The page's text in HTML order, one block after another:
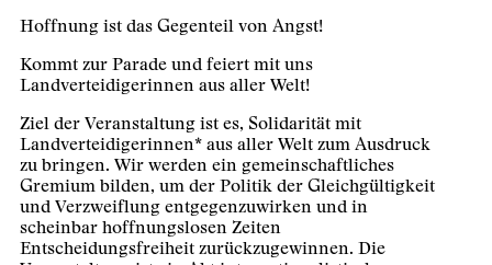
Hoffnung ist das Gegenteil von Angst!
Kommt zur Parade und feiert mit uns
Landverteidigerinnen aus aller Welt!
Ziel der Veranstaltung ist es, Solidarität mit
Landverteidigerinnen* aus aller Welt zum Ausdruck
zu bringen. Wir werden ein gemeinschaftliches
Gremium bilden, um der Politik der Gleichgültigkeit
und Verzweiflung entgegenzuwirken und in
scheinbar hoffnungslosen Zeiten
Entscheidungsfreiheit zurückzugewinnen. Die